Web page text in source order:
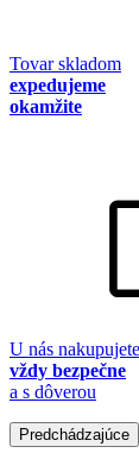
Tovar skladom
expedujeme
okamžite
U nás nakupujete
vždy bezpečne
a s dôverou
Predchádzajúce